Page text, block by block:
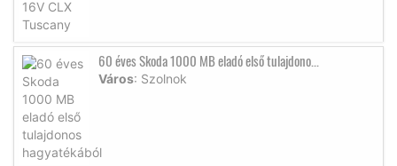
60 éves Skoda 1000 MB eladó első tulajdono...
Város: Szolnok